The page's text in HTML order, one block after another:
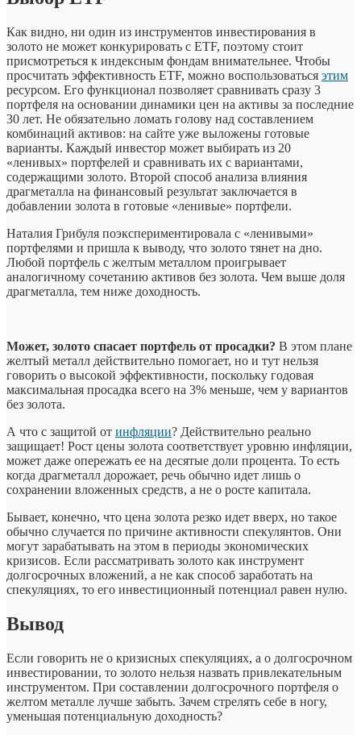
Как видно, ни один из инструментов инвестирования в
золото не может конкурировать с ETF, поэтому стоит
присмотреться к индексным фондам внимательнее. Чтобы
просчитать эффективность ETF, можно воспользоваться этим
ресурсом. Его функционал позволяет сравнивать сразу 3
портфеля на основании динамики цен на активы за последние
30 лет. Не обязательно ломать голову над составлением
комбинаций активов: на сайте уже выложены готовые
варианты. Каждый инвестор может выбирать из 20
«ленивых» портфелей и сравнивать их с вариантами,
содержащими золото. Второй способ анализа влияния
драгметалла на финансовый результат заключается в
добавлении золота в готовые «ленивые» портфели.
Наталия Грибуля поэкспериментировала с «ленивыми»
портфелями и пришла к выводу, что золото тянет на дно.
Любой портфель с желтым металлом проигрывает
аналогичному сочетанию активов без золота. Чем выше доля
драгметалла, тем ниже доходность.
Может, золото спасает портфель от просадки? В этом плане
желтый металл действительно помогает, но и тут нельзя
говорить о высокой эффективности, поскольку годовая
максимальная просадка всего на 3% меньше, чем у вариантов
без золота.
А что с защитой от инфляции? Действительно реально
защищает! Рост цены золота соответствует уровню инфляции,
может даже опережать ее на десятые доли процента. То есть
когда драгметалл дорожает, речь обычно идет лишь о
сохранении вложенных средств, а не о росте капитала.
Бывает, конечно, что цена золота резко идет вверх, но такое
обычно случается по причине активности спекулянтов. Они
могут зарабатывать на этом в периоды экономических
кризисов. Если рассматривать золото как инструмент
долгосрочных вложений, а не как способ заработать на
спекуляциях, то его инвестиционный потенциал равен нулю.
Вывод
Если говорить не о кризисных спекуляциях, а о долгосрочном
инвестировании, то золото нельзя назвать привлекательным
инструментом. При составлении долгосрочного портфеля о
желтом металле лучше забыть. Зачем стрелять себе в ногу,
уменьшая потенциальную доходность?